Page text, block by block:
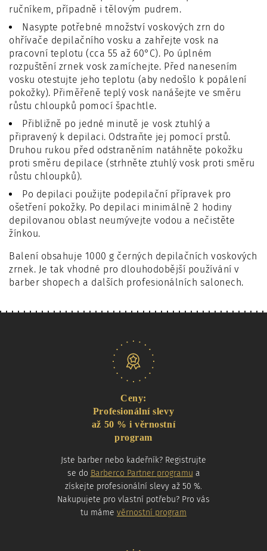
ručníkem, případně i tělovým pudrem.
Nasypte potřebné množství voskových zrn do
ohřívače depilačního vosku a zahřejte vosk na
pracovní teplotu (cca 55 až 60°C). Po úplném
rozpuštění zrnek vosk zamíchejte. Před nanesením
vosku otestujte jeho teplotu (aby nedošlo k popálení
pokožky). Přiměřeně teplý vosk nanášejte ve směru
růstu chloupků pomocí špachtle.
Přibližně po jedné minutě je vosk ztuhlý a
připravený k depilaci. Odstraňte jej pomocí prstů.
Druhou rukou před odstraněním natáhněte pokožku
proti směru depilace (strhněte ztuhlý vosk proti směru
růstu chloupků).
Po depilaci použijte podepilační přípravek pro
ošetření pokožky. Po depilaci minimálně 2 hodiny
depilovanou oblast neumývejte vodou a nečistěte
žínkou.
Balení obsahuje 1000 g černých depilačních voskových
zrnek. Je tak vhodné pro dlouhodobější používání v
barber shopech a dalších profesionálních salonech.
Ceny:
Profesionální slevy
až 50 % i věrnostní
program
Jste barber nebo kadeřník? Registrujte
se do Barberco Partner programu a
získejte profesionální slevy až 50 %.
Nakupujete pro vlastní potřebu? Pro vás
tu máme věrnostní program